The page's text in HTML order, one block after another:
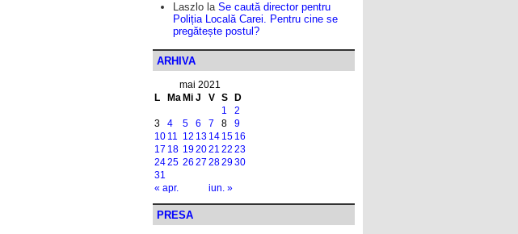
Laszlo la Se caută director pentru
Poliția Locală Carei. Pentru cine se
pregătește postul?
ARHIVA
mai 2021
L
Ma Mi J V S D
« apr. iun. »
1
2
3
4 5 6 7 8
9
10 11 12 13 14 15 16
17 18 192021 22 23
2425 26 27 282930
31
PRESA